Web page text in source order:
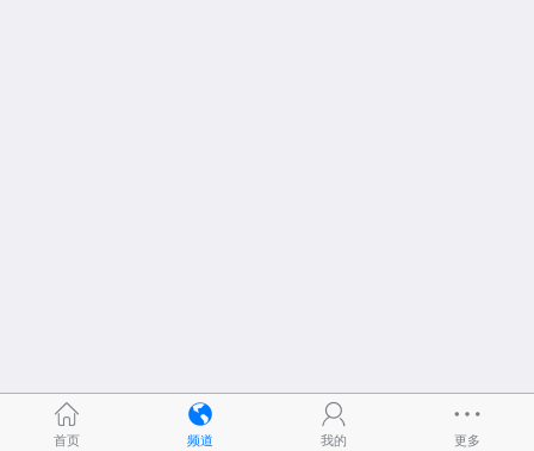
首页 频道 我的 更多